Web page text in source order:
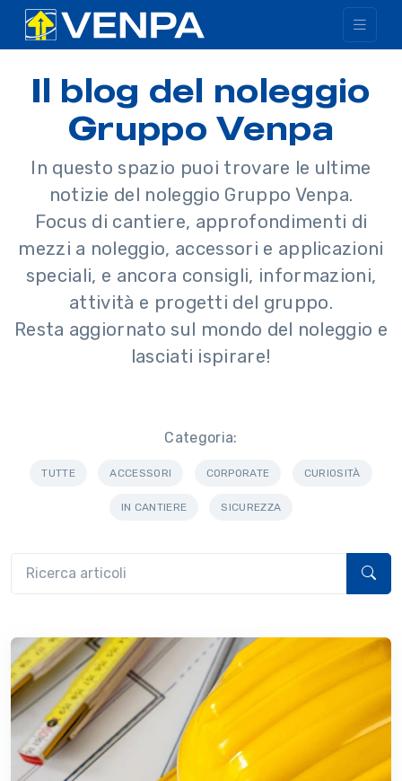
Il blog del noleggio
Gruppo Venpa
In questo spazio puoi trovare le ultime
notizie del noleggio Gruppo Venpa.
Focus di cantiere, approfondimenti di
mezzi a noleggio, accessori e applicazioni
speciali, e ancora consigli, informazioni,
attività e progetti del gruppo.
Resta aggiornato sul mondo del noleggio e
lasciati ispirare!
Categoria:
TUTTE ACCESSORI CORPORATE CURIOSITÀ
IN CANTIERE SICUREZZA